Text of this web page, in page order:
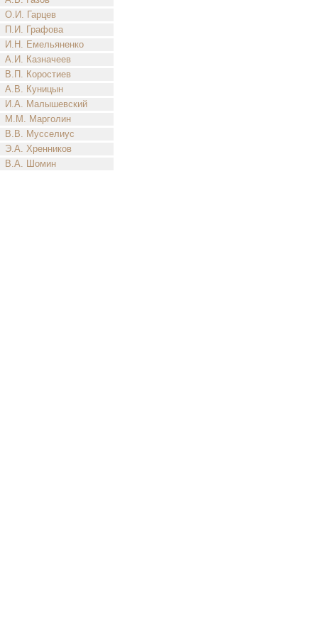
О.И. Гарцев
П.И. Графова
И.Н. Емельяненко
А.И. Казначеев
В.П. Коростиев
А.В. Куницын
И.А. Малышевский
М.М. Марголин
В.В. Мусселиус
Э.А. Хренников
В.А. Шомин